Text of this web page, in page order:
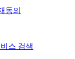
동의
스 검색